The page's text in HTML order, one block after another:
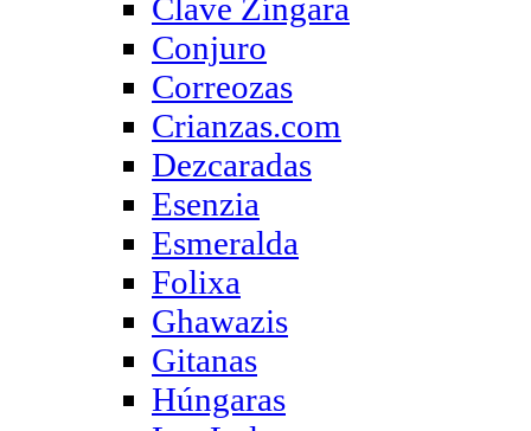
Clave Zíngara
Conjuro
Correozas
Crianzas.com
Dezcaradas
Esenzia
Esmeralda
Folixa
Ghawazis
Gitanas
Húngaras